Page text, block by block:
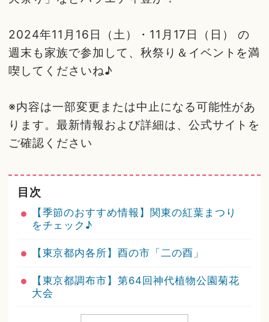
2024年11月16日（土）・11月17日（日） の
週末も家族で参加して、秋祭り＆イベントを満
喫してくださいね♪
※内容は一部変更または中止になる可能性があ
ります。最新情報および詳細は、公式サイトを
ご確認ください
目次
【季節のおすすめ情報】関東の紅葉まつり
をチェック♪
【東京都内各所】酉の市「二の酉」
【東京都調布市】第64回神代植物公園菊花
大会